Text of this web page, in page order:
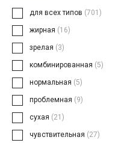
для всех типов (701)
жирная (16)
зрелая (3)
комбинированная (5)
нормальная (5)
проблемная (9)
сухая (21)
чувствительная (27)